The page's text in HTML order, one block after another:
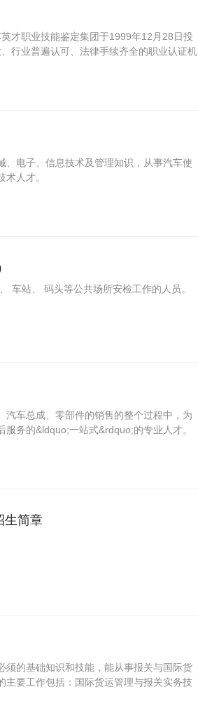
才职业技能鉴定集团于1999年12月28日投
行业普遍认可、法律手续齐全的职业认证机
电子、信息技术及管理知识，从事汽车使
人才。
车站、 码头等公共场所安检工作的人员。
车总成、零部件的销售的整个过程中，为
务的&ldquo;一站式&rdquo;的专业人才。
生简章
须的基础知识和技能，能从事报关与国际货
主要工作包括：国际货运管理与报关实务技